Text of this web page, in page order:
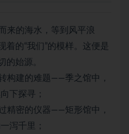
来的海水，等到风平浪
着的“我们”的模样。这便是
的始源。
构建的难题——季之馆中，
下探寻；
精密的仪器——矩形馆中，
泻千里；